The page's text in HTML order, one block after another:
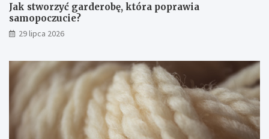
Jak stworzyć garderobę, która poprawia
samopoczucie?
29 lipca 2026